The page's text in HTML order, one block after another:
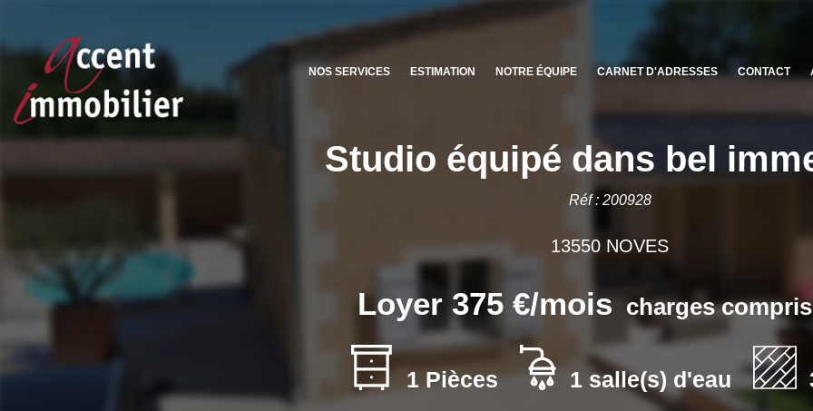
NOS SERVICES ESTIMATION NOTRE ÉQUIPE CARNET D'ADRESSES CONTACT
Studio équipé dans bel
Réf : 200928
13550 NOVES
Loyer 375 €/mois charges
1 Pièces 1 salle(s) d'eau